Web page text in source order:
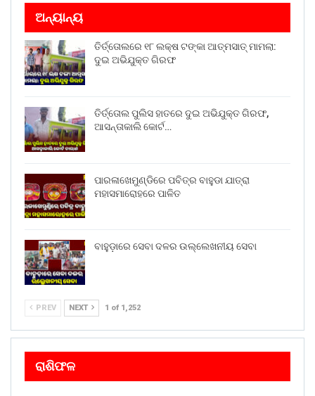
ଅନ୍ୟାନ୍ୟ
ତିର୍ତ୍ତୋଲରେ ୧୮ ଲକ୍ଷ ଟଙ୍କା ଆତ୍ମସାତ୍ ମାମଲା:
ଦୁଇ ଅଭିଯୁକ୍ତ ଗିରଫ
ତିର୍ତ୍ତୋଲ ପୁଲିସ ହାତରେ ଦୁଇ ଅଭିଯୁକ୍ତ ଗିରଫ,
ଆସନ୍ତାକାଲି କୋର୍ଟ…
ପାରଳାଖେମୁଣ୍ଡିରେ ପବିତ୍ର ବାହୁଡା ଯାତ୍ରା
ମହାସମାରୋହରେ ପାଳିତ
ବାହୁଡ଼ାରେ ସେବା ଦଳର ଉଲ୍ଲେଖନୀୟ ସେବା
PREV NEXT 1 of 1,252
ରାଶିଫଳ